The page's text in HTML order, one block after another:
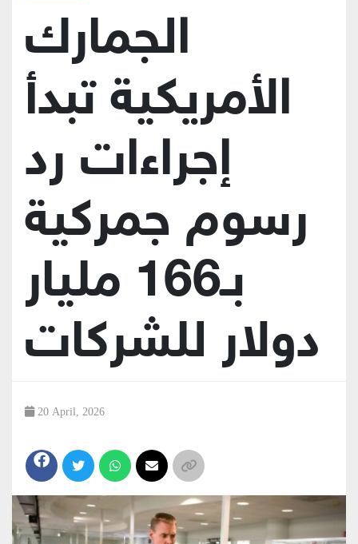
الجمارك
الأمريكية تبدأ
إجراءات رد
رسوم جمركية
بـ166 مليار
دولار للشركات
20 April, 2026